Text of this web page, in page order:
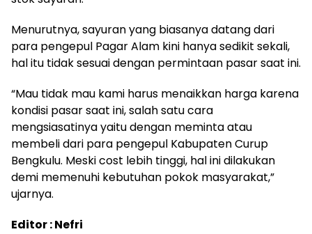
Menurutnya, sayuran yang biasanya datang dari
para pengepul Pagar Alam kini hanya sedikit sekali,
hal itu tidak sesuai dengan permintaan pasar saat ini.
“Mau tidak mau kami harus menaikkan harga karena
kondisi pasar saat ini, salah satu cara
mengsiasatinya yaitu dengan meminta atau
membeli dari para pengepul Kabupaten Curup
Bengkulu. Meski cost lebih tinggi, hal ini dilakukan
demi memenuhi kebutuhan pokok masyarakat,”
ujarnya.
Editor : Nefri